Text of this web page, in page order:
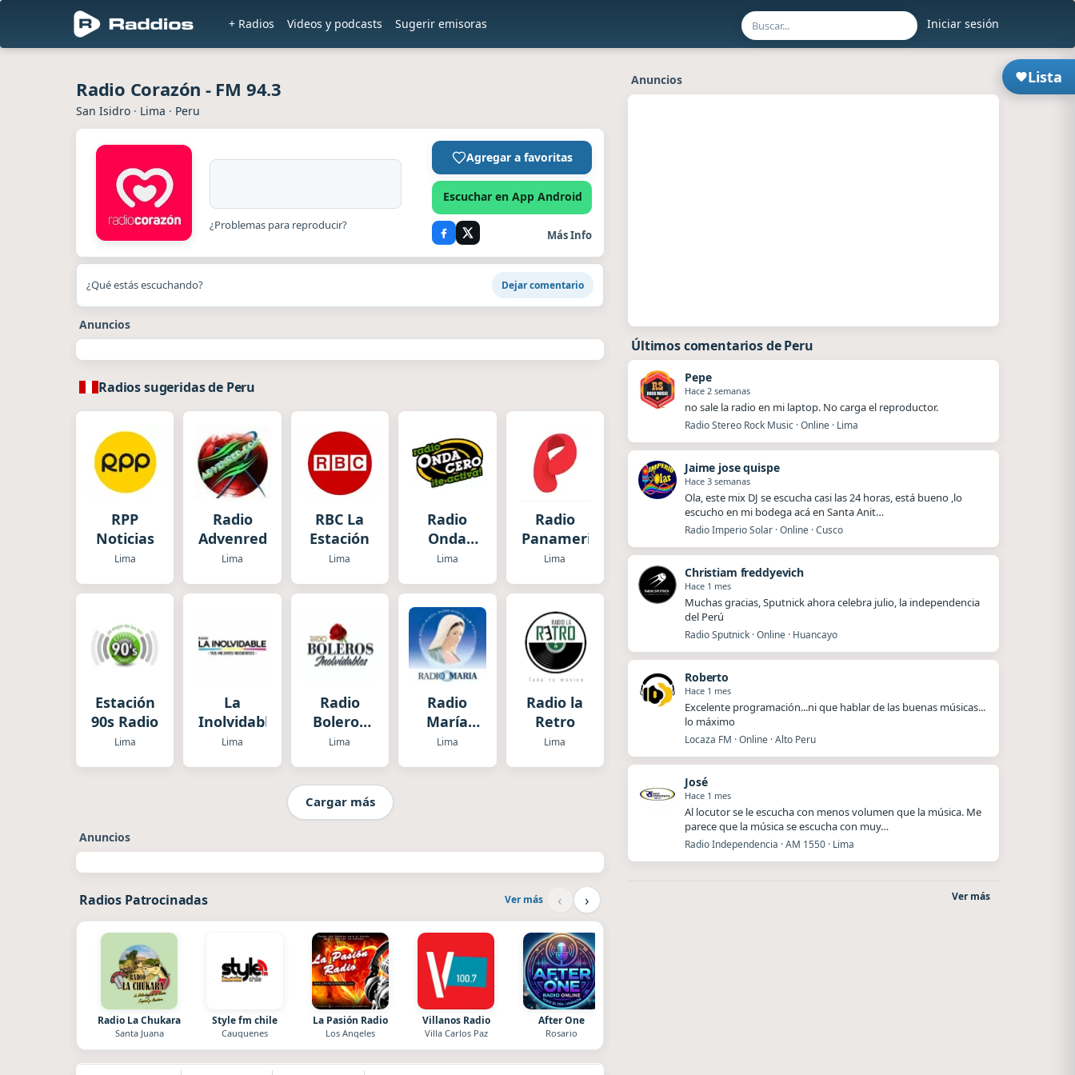
Iniciar sesión
+ Radios Videos y podcasts Sugerir emisoras
Lista
Radio Corazón - FM 94.3
San Isidro · Lima · Peru
¿Problemas para reproducir?
Agregar a favoritas
Escuchar en App Android
Más Info
¿Qué estás escuchando? Dejar comentario
Anuncios
Radios sugeridas de Peru
RPP
Noticias
Lima
Radio
Advenred
Lima
RBC La
Estación
Lima
Radio
Onda
Cero
Lima
Radio
Panamericana
Lima
Estación
90s Radio
Lima
La
Inolvidable
Lima
Radio
Boleros
Inolvidables
Lima
Radio
María
Perú
Lima
Radio la
Retro
Lima
Cargar más
Anuncios
Radios Patrocinadas Ver más ‹ ›
Radio La Chukara
Santa Juana
Style fm chile
Cauquenes
La Pasión Radio
Los Angeles
Villanos Radio
Villa Carlos Paz
After One
Rosario
Anuncios
Últimos comentarios de Peru
Pepe
Hace 2 semanas
no sale la radio en mi laptop. No carga el reproductor.
Radio Stereo Rock Music · Online · Lima
Jaime jose quispe
Hace 3 semanas
Ola, este mix DJ se escucha casi las 24 horas, está bueno ,lo
escucho en mi bodega acá en Santa Anit…
Radio Imperio Solar · Online · Cusco
Christiam freddyevich
Hace 1 mes
Muchas gracias, Sputnick ahora celebra julio, la independencia
del Perú
Radio Sputnick · Online · Huancayo
Roberto
Hace 1 mes
Excelente programación...ni que hablar de las buenas músicas...
lo máximo
Locaza FM · Online · Alto Peru
José
Hace 1 mes
Al locutor se le escucha con menos volumen que la música. Me
parece que la música se escucha con muy…
Radio Independencia · AM 1550 · Lima
Ver más